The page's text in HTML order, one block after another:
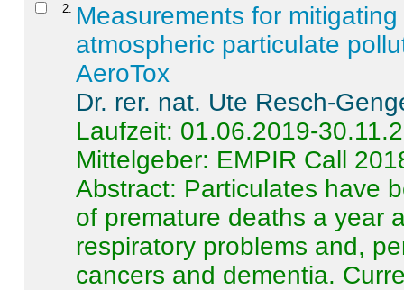
2
Measurements for
atmospheric particulate
AeroTox
Dr. rer. nat. Ute Resch-
Laufzeit: 01.06.2019-
Mittelgeber: EMPIR Call
Abstract: Particulates have
of premature deaths a year
respiratory problems and,
cancers and dementia.